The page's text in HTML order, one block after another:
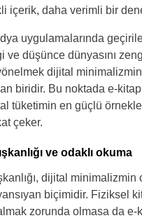
içerik, daha verimli bir
uygulamalarında
ve düşünce dünyasını
dijital minimalizmin
biridir. Bu noktada e-kitap
tüketimin en güçlü
çeker.
ve odaklı okuma
dijital minimalizmin
biçimidir. Fiziksel
zorunda olmasa da e-